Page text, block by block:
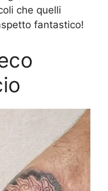
che quelli
fantastico!